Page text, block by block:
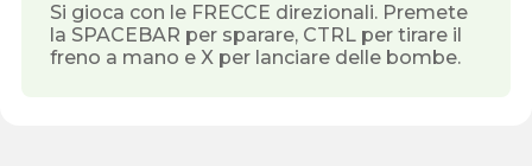
Si gioca con le FRECCE direzionali. Premete
la SPACEBAR per sparare, CTRL per tirare il
freno a mano e X per lanciare delle bombe.